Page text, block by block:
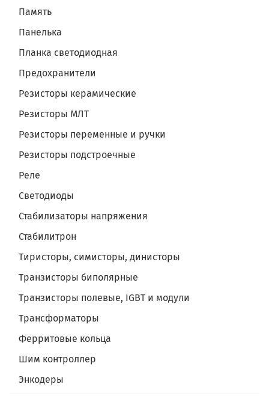
Память
Панелька
Планка светодиодная
Предохранители
Резисторы керамические
Резисторы МЛТ
Резисторы переменные и ручки
Резисторы подстроечные
Реле
Светодиоды
Стабилизаторы напряжения
Стабилитрон
Тиристоры, симисторы, динисторы
Транзисторы биполярные
Транзисторы полевые, IGBT и модули
Трансформаторы
Ферритовые кольца
Шим контроллер
Энкодеры